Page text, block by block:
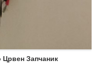
Црвен Запчаник